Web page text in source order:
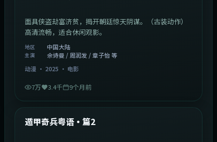
面具侠盗劫富济贫，揭开朝廷惊天阴谋。（古装动作）
高清流畅，适合休闲观影。
地区 中国大陆
主演
佘诗曼 / 周润发 / 章子怡 等
动漫 · 2025 · 电影
7万 3.4千 9个月前
最新
遁甲奇兵粤语·篇2